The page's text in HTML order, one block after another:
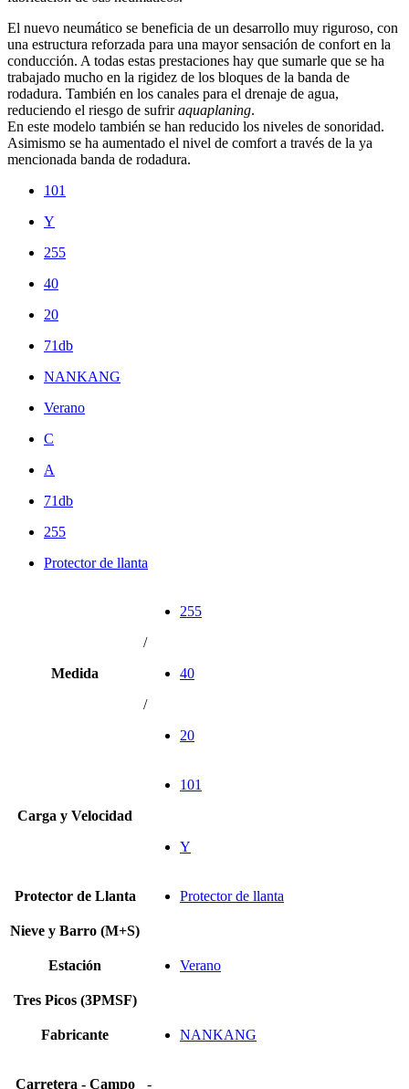
El nuevo neumático se beneficia de un desarrollo muy riguroso, con
una estructura reforzada para una mayor sensación de confort en la
conducción. A todas estas prestaciones hay que sumarle que se ha
trabajado mucho en la rigidez de los bloques de la banda de
rodadura. También en los canales para el drenaje de agua,
reduciendo el riesgo de sufriraquaplaning.
En este modelo también se han reducido los niveles de sonoridad.
Asimismo se ha aumentado el nivel de comfort a través de la ya
mencionada banda de rodadura.
101
Y
255
40
20
71db
NANKANG
Verano
C
A
71db
255
Protector de llanta
Medida
255
/
40
/
20
Carga y Velocidad
101
Y
Protector de Llanta Protector de llanta
Nieve y Barro (M+S)
Estación Verano
Tres Picos (3PMSF)
Fabricante NANKANG
Carretera - Campo -